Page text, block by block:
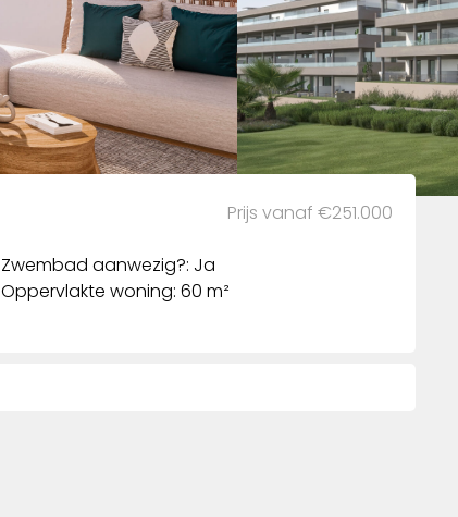
Prijs vanaf €251.000
Zwembad aanwezig?: Ja
Oppervlakte woning: 60 m²